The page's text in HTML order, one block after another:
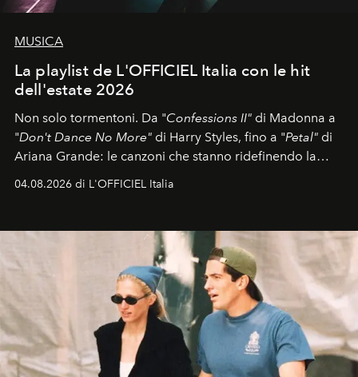
MUSICA
La playlist de L'OFFICIEL Italia con le hit
dell'estate 2026
Non solo tormentoni. Da "Confessions II" di Madonna a
"Don't Dance No More" di Harry Styles, fino a "Petal" di
Ariana Grande: le canzoni che stanno ridefinendo la
04.08.2026 di L'OFFICIEL Italia